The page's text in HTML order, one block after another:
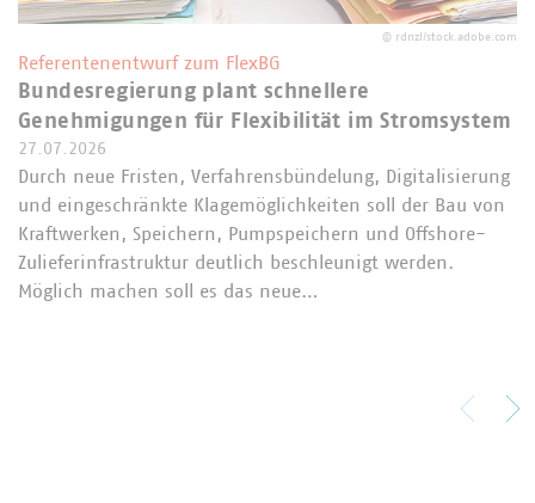
© rdnzl/stock.adobe.com
Referentenentwurf zum FlexBG
Bundesregierung plant schnellere
Genehmigungen für Flexibilität im Stromsystem
27.07.2026
Durch neue Fristen, Verfahrensbündelung, Digitalisierung
und eingeschränkte Klagemöglichkeiten soll der Bau von
Kraftwerken, Speichern, Pumpspeichern und Offshore-
Zulieferinfrastruktur deutlich beschleunigt werden.
Möglich machen soll es das neue…